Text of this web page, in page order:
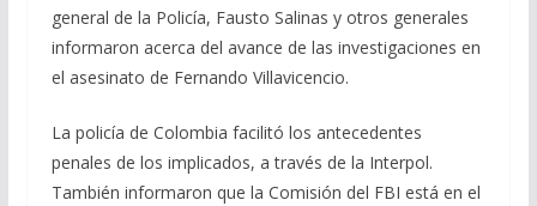
general de la Policía, Fausto Salinas y otros generales
informaron acerca del avance de las investigaciones en
el asesinato de Fernando Villavicencio.
La policía de Colombia facilitó los antecedentes
penales de los implicados, a través de la Interpol.
También informaron que la Comisión del FBI está en el